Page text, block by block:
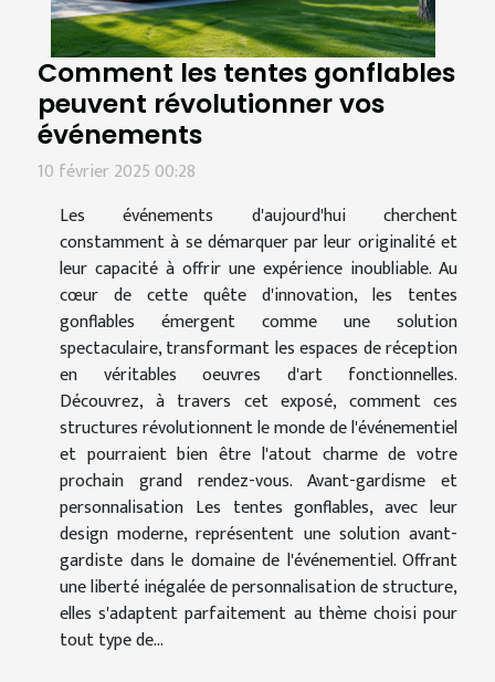
Comment les tentes gonflables
peuvent révolutionner vos
événements
10 février 2025 00:28
Les événements d'aujourd'hui cherchent
constamment à se démarquer par leur originalité et
leur capacité à offrir une expérience inoubliable. Au
cœur de cette quête d'innovation, les tentes
gonflables émergent comme une solution
spectaculaire, transformant les espaces de réception
en véritables oeuvres d'art fonctionnelles.
Découvrez, à travers cet exposé, comment ces
structures révolutionnent le monde de l'événementiel
et pourraient bien être l'atout charme de votre
prochain grand rendez-vous. Avant-gardisme et
personnalisation Les tentes gonflables, avec leur
design moderne, représentent une solution avant-
gardiste dans le domaine de l'événementiel. Offrant
une liberté inégalée de personnalisation de structure,
elles s'adaptent parfaitement au thème choisi pour
tout type de...